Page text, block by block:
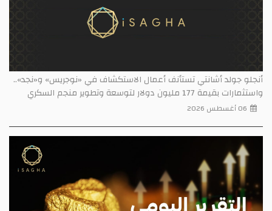
أنجلو جولد أشانتي تستأنف أعمال الاستكشاف في «نوجريس» و«نجد»..
واستثمارات بقيمة 177 مليون دولار لتوسعة وتطوير منجم السكري
06 أغسطس 2026